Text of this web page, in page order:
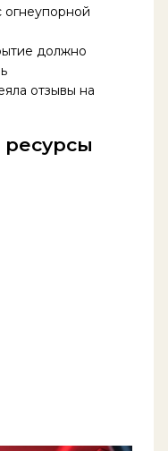
огнеупорной
должно
отзывы на